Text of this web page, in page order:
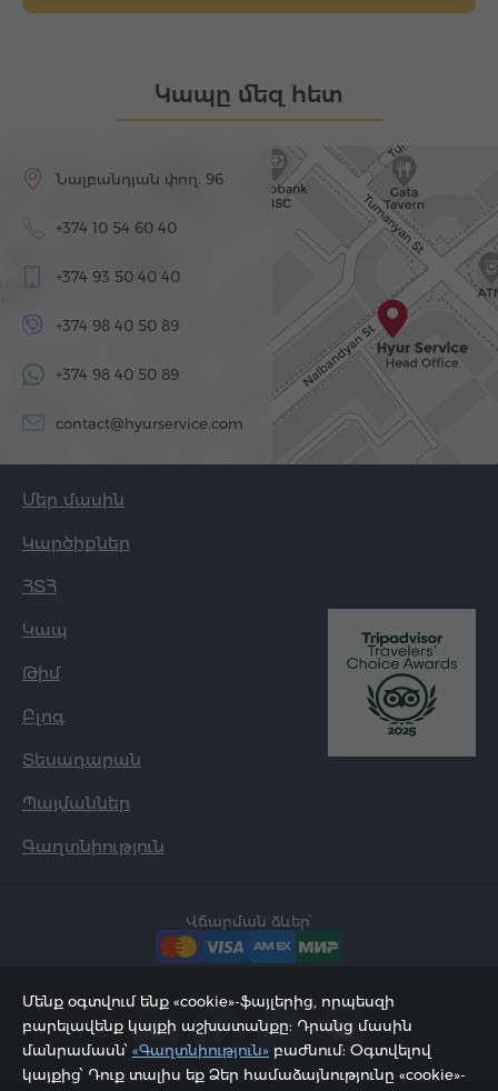
Կապը մեզ հետ
Նալբանդյան փող. 96
+374 10 54 60 40
+374 93 50 40 40
+374 98 40 50 89
+374 98 40 50 89
contact@hyurservice.com
Մեր մասին
Կարծիքներ
ՀՏՀ
Կապ
Թիմ
Բլոգ
Տեսադարան
Պայմաններ
Գաղտնիություն
Վճարման ձևեր՝
Մենք օգտվում ենք «cookie»-ֆայլերից, որպեսզի
բարելավենք կայքի աշխատանքը: Դրանց մասին
մանրամասն՝ «Գաղտնիություն» բաժնում: Օգտվելով
կայքից՝ Դուք տալիս եք Ձեր համաձայնությունը «cookie»-